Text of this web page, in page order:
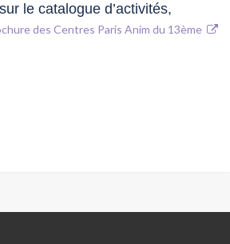
le catalogue d’activités,
des Centres Paris Anim du 13ème